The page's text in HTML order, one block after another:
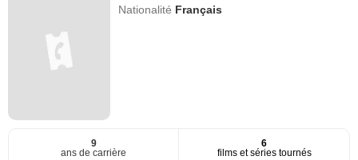
Nationalité Français
9
ans de carrière
6
films et séries tournés